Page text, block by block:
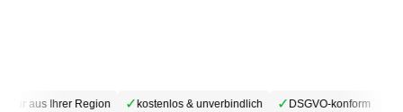
Nur aus Ihrer Region ✓kostenlos & unverbindlich ✓DSGVO-konform